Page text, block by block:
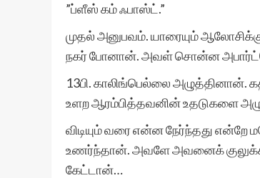
”ப்ளீஸ் கம் ஃபாஸ்ட்.”
முதல் அனுபவம். யாரையும்
நகர் போனான். அவள் சொன்ன
13பி. காலிங்பெல்லை அழுத்தினான்.
உளற ஆரம்பித்தவனின் உதடுகளை
விடியும் வரை என்ன நேர்ந்தது
உணர்ந்தான். அவளே அவனைக்
கேட்டான்…